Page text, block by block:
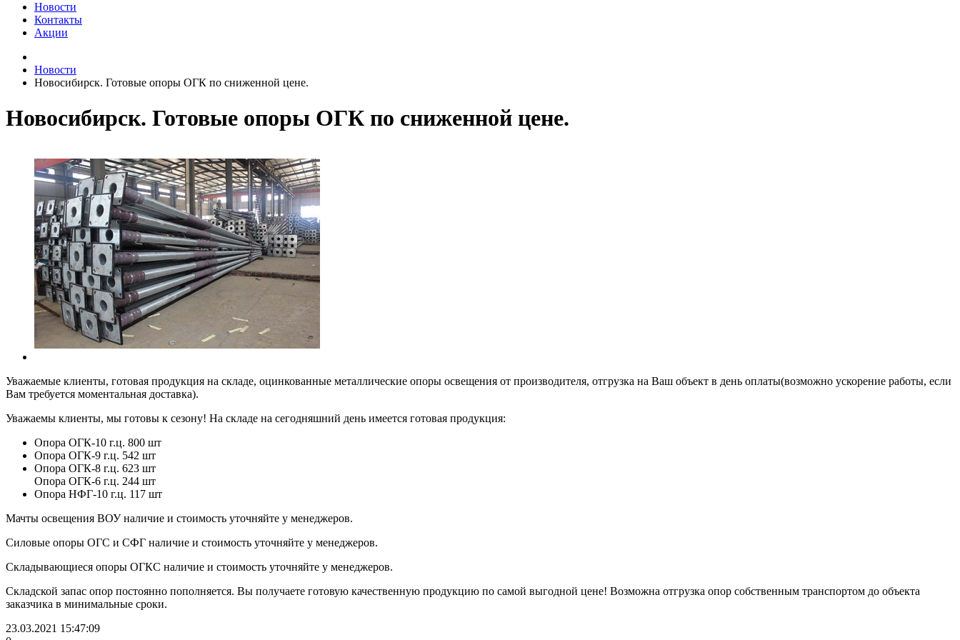
Новости
Контакты
Акции
Новости
Новосибирск. Готовые опоры ОГК по сниженной цене.
Новосибирск. Готовые опоры ОГК по сниженной цене.
Уважаемые клиенты, готовая продукция на складе, оцинкованные металлические опоры освещения от производителя, отгрузка на Ваш объект в день оплаты(возможно ускорение работы, если
Вам требуется моментальная доставка).
Уважаемы клиенты, мы готовы к сезону! На складе на сегодняшний день имеется готовая продукция:
Опора ОГК-10 г.ц. 800 шт
Опора ОГК-9 г.ц. 542 шт
Опора ОГК-8 г.ц. 623 шт
Опора ОГК-6 г.ц. 244 шт
Опора НФГ-10 г.ц. 117 шт
Мачты освещения ВОУ наличие и стоимость уточняйте у менеджеров.
Силовые опоры ОГС и СФГ наличие и стоимость уточняйте у менеджеров.
Складывающиеся опоры ОГКС наличие и стоимость уточняйте у менеджеров.
Складской запас опор постоянно пополняется. Вы получаете готовую качественную продукцию по самой выгодной цене! Возможна отгрузка опор собственным транспортом до объекта
заказчика в минимальные сроки.
23.03.2021 15:47:09